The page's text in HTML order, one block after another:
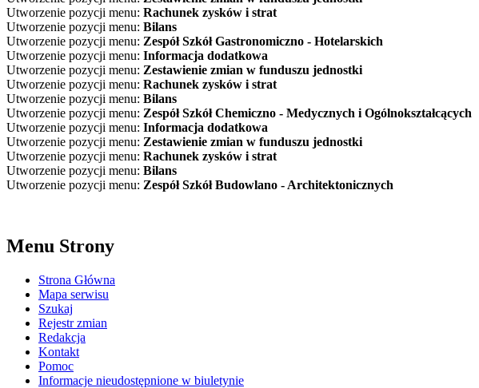
Utworzenie pozycji menu: Rachunek zysków i strat
Utworzenie pozycji menu: Bilans
Utworzenie pozycji menu: Zespół Szkół Gastronomiczno - Hotelarskich
Utworzenie pozycji menu: Informacja dodatkowa
Utworzenie pozycji menu: Zestawienie zmian w funduszu jednostki
Utworzenie pozycji menu: Rachunek zysków i strat
Utworzenie pozycji menu: Bilans
Utworzenie pozycji menu: Zespół Szkół Chemiczno - Medycznych i Ogólnokształcących
Utworzenie pozycji menu: Informacja dodatkowa
Utworzenie pozycji menu: Zestawienie zmian w funduszu jednostki
Utworzenie pozycji menu: Rachunek zysków i strat
Utworzenie pozycji menu: Bilans
Utworzenie pozycji menu: Zespół Szkół Budowlano - Architektonicznych
Menu Strony
Strona Główna
Mapa serwisu
Szukaj
Rejestr zmian
Redakcja
Kontakt
Pomoc
Informacje nieudostępnione w biuletynie